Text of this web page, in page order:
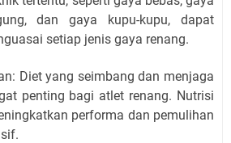
dan gaya kupu-kupu, dapat
setiap jenis gaya renang.
Diet yang seimbang dan menjaga
penting bagi atlet renang. Nutrisi
performa dan pemulihan